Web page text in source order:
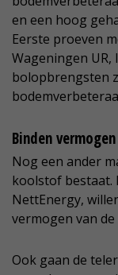
en een hoog
Eerste proeven
Wageningen
bolopbrengsten
Binden vermogen
Nog een ander
koolstof bestaat.
NettEnergy,
vermogen van
Ook gaan de